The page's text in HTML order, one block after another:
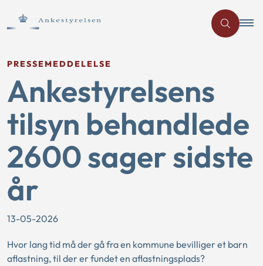
PRESSEMEDDELELSE
Ankestyrelsens
tilsyn behandlede
2600 sager sidste
år
13-05-2026
Hvor lang tid må der gå fra en kommune bevilliger et barn
aflastning, til der er fundet en aflastningsplads?